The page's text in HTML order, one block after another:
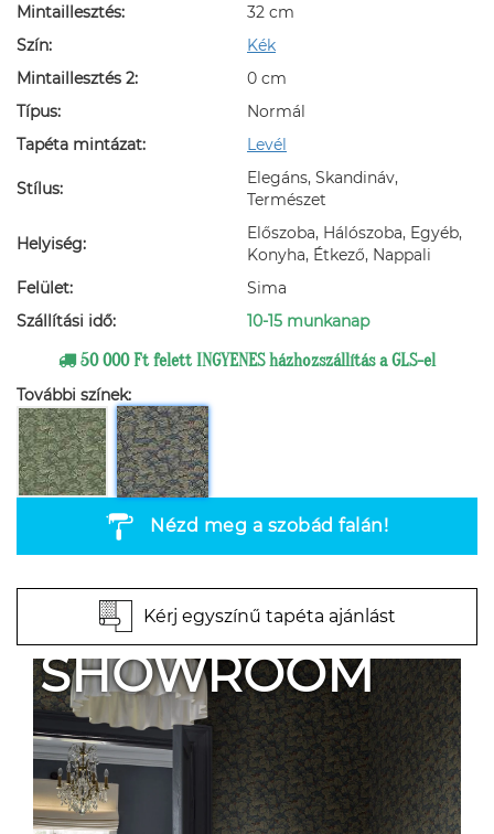
Mintaillesztés:
32 cm
Szín:
Kék
Mintaillesztés 2:
0 cm
Típus:
Normál
Tapéta mintázat:
Levél
Stílus:
Elegáns, Skandináv,
Természet
Helyiség:
Előszoba, Hálószoba, Egyéb,
Konyha, Étkező, Nappali
Felület:
Sima
Szállítási idő:
10-15 munkanap
50 000 Ft felett INGYENES házhozszállítás a GLS-el
További színek:
Nézd meg a szobád falán!
Kérj egyszínű tapéta ajánlást
SHOWROOM